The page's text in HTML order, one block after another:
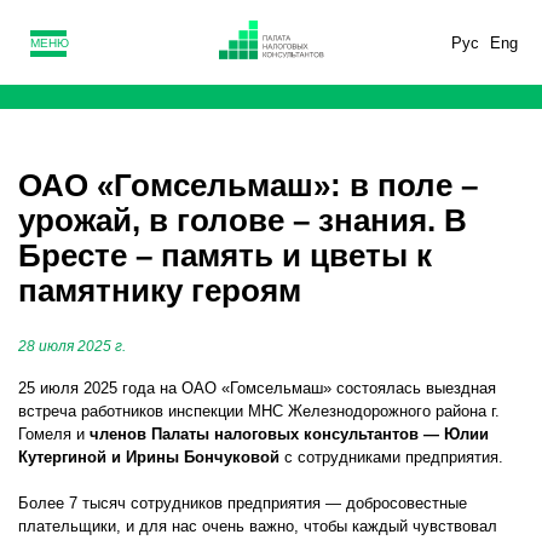
Рус Eng
МЕНЮ
ОАО «Гомсельмаш»: в поле –
урожай, в голове – знания. В
Бресте – память и цветы к
памятнику героям
28 июля 2025 г.
25 июля 2025 года на ОАО «Гомсельмаш» состоялась выездная
встреча работников инспекции МНС Железнодорожного района г.
Гомеля и членов Палаты налоговых консультантов — Юлии
Кутергиной и Ирины Бончуковой с сотрудниками предприятия.
Более 7 тысяч сотрудников предприятия — добросовестные
плательщики, и для нас очень важно, чтобы каждый чувствовал